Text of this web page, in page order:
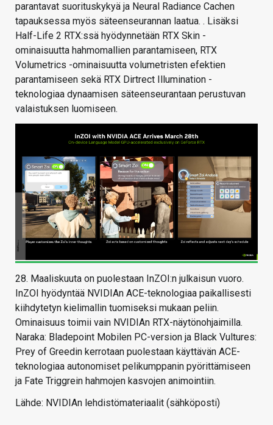
parantavat suorituskykyä ja Neural Radiance Cachen
tapauksessa myös säteenseurannan laatua. . Lisäksi
Half-Life 2 RTX:ssä hyödynnetään RTX Skin -
ominaisuutta hahmomallien parantamiseen, RTX
Volumetrics -ominaisuutta volumetristen efektien
parantamiseen sekä RTX Dirtrect Illumination -
teknologiaa dynaamisen säteenseurantaan perustuvan
valaistuksen luomiseen.
28. Maaliskuuta on puolestaan InZOI:n julkaisun vuoro.
InZOI hyödyntää NVIDIAn ACE-teknologiaa paikallisesti
kiihdytetyn kielimallin tuomiseksi mukaan peliin.
Ominaisuus toimii vain NVIDIAn RTX-näytönohjaimilla.
Naraka: Bladepoint Mobilen PC-version ja Black Vultures:
Prey of Greedin kerrotaan puolestaan käyttävän ACE-
teknologiaa autonomiset pelikumppanin pyörittämiseen
ja Fate Triggrein hahmojen kasvojen animointiin.
Lähde: NVIDIAn lehdistömateriaalit (sähköposti)